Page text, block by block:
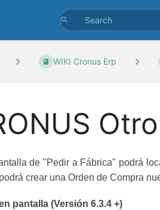
WIKI Cronus Erp
de "Pedir a Fábrica" podrá
crear una Orden de Compra
pantalla (Versión 6.3.4 +)